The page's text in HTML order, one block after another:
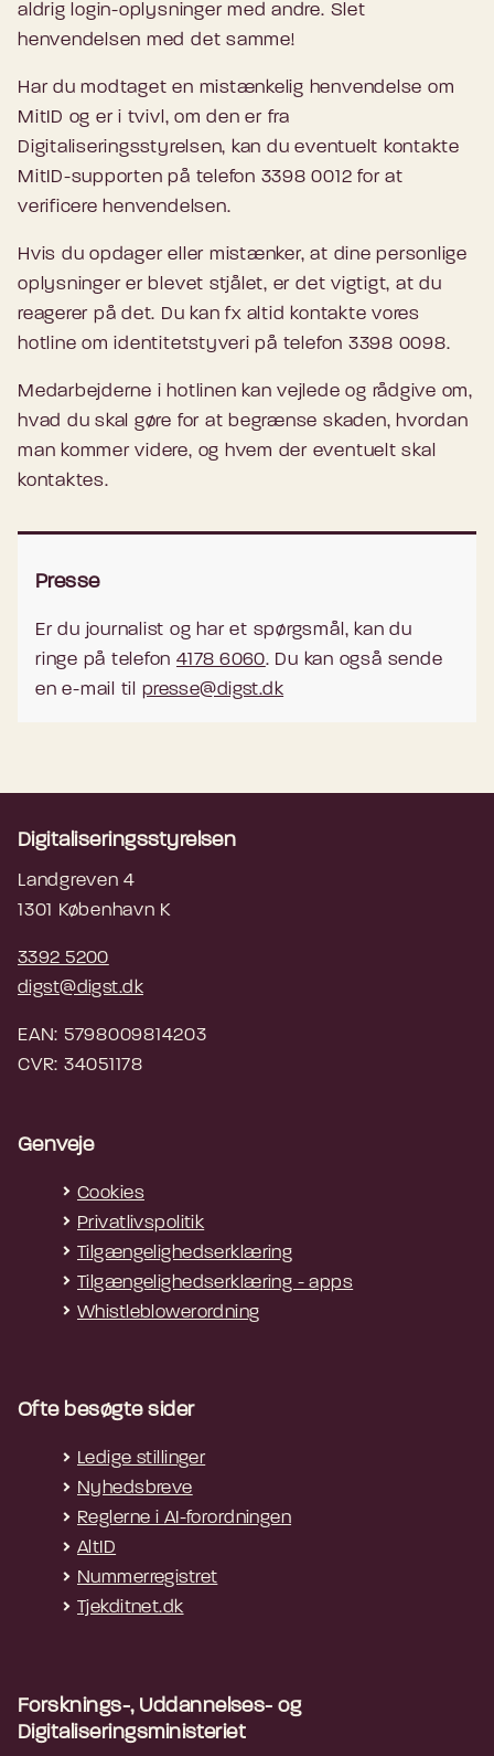
aldrig login-oplysninger med andre. Slet
henvendelsen med det samme!
Har du modtaget en mistænkelig henvendelse om
MitID og er i tvivl, om den er fra
Digitaliseringsstyrelsen, kan du eventuelt kontakte
MitID-supporten på telefon 3398 0012 for at
verificere henvendelsen.
Hvis du opdager eller mistænker, at dine personlige
oplysninger er blevet stjålet, er det vigtigt, at du
reagerer på det. Du kan fx altid kontakte vores
hotline om identitetstyveri på telefon 3398 0098.
Medarbejderne i hotlinen kan vejlede og rådgive om,
hvad du skal gøre for at begrænse skaden, hvordan
man kommer videre, og hvem der eventuelt skal
kontaktes.
Presse
Er du journalist og har et spørgsmål, kan du
ringe på telefon4178 6060. Du kan også sende
en e-mail til presse@digst.dk
Digitaliseringsstyrelsen
Landgreven 4
1301 København K
3392 5200
digst@digst.dk
EAN: 5798009814203
CVR: 34051178
Genveje
Cookies
Privatlivspolitik
Tilgængelighedserklæring
Tilgængelighedserklæring - apps
Whistleblowerordning
Ofte besøgte sider
Ledige stillinger
Nyhedsbreve
Reglerne i AI-forordningen
AltID
Nummerregistret
Tjekditnet.dk
Forsknings-, Uddannelses- og
Digitaliseringsministeriet